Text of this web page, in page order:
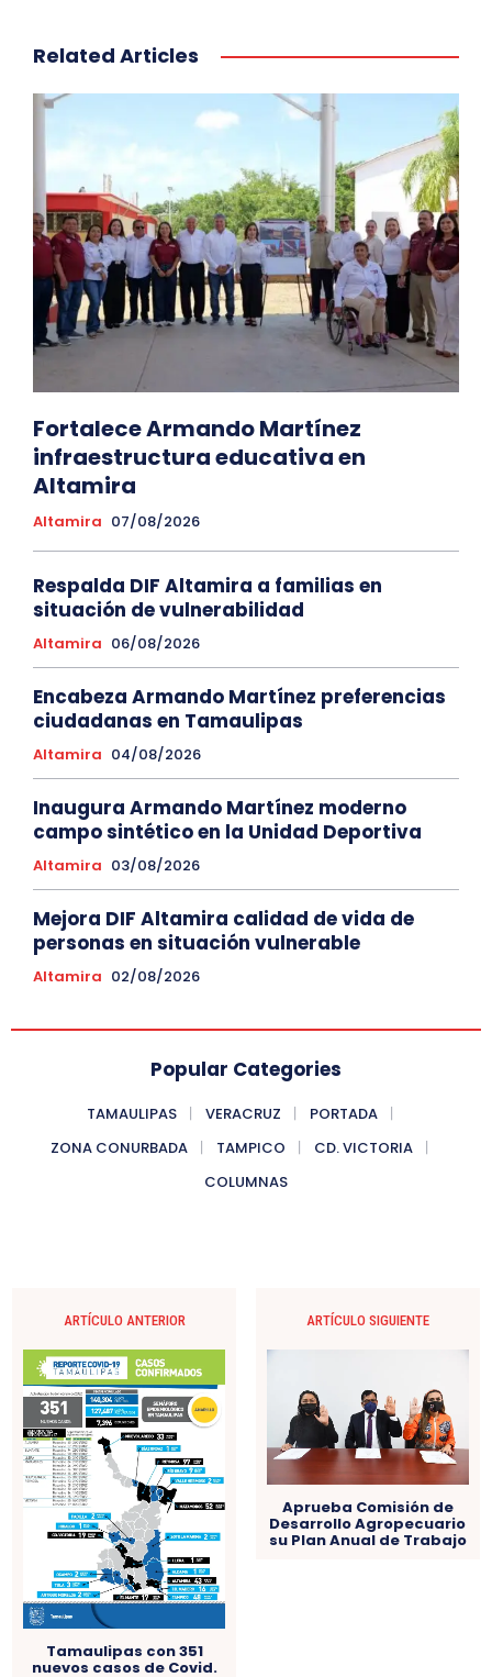
Related Articles
Fortalece Armando Martínez
infraestructura educativa en
Altamira
Altamira 07/08/2026
Respalda DIF Altamira a familias en
situación de vulnerabilidad
Altamira 06/08/2026
Encabeza Armando Martínez preferencias
ciudadanas en Tamaulipas
Altamira 04/08/2026
Inaugura Armando Martínez moderno
campo sintético en la Unidad Deportiva
Altamira 03/08/2026
Mejora DIF Altamira calidad de vida de
personas en situación vulnerable
Altamira 02/08/2026
Popular Categories
TAMAULIPAS VERACRUZ
PORTADA
ZONA CONURBADA
TAMPICO
CD. VICTORIA
COLUMNAS
ARTÍCULO ANTERIOR
Tamaulipas con 351
nuevos casos de Covid.
ARTÍCULO SIGUIENTE
Aprueba Comisión de
Desarrollo Agropecuario
su Plan Anual de Trabajo